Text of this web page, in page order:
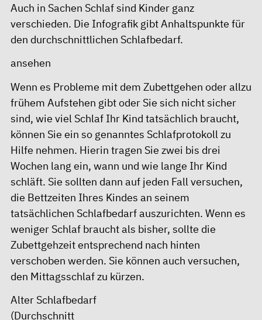
Auch in Sachen Schlaf sind Kinder ganz
verschieden. Die Infografik gibt Anhaltspunkte für
den durchschnittlichen Schlafbedarf.
ansehen
Wenn es Probleme mit dem Zubettgehen oder allzu
frühem Aufstehen gibt oder Sie sich nicht sicher
sind, wie viel Schlaf Ihr Kind tatsächlich braucht,
können Sie ein so genanntes Schlafprotokoll zu
Hilfe nehmen. Hierin tragen Sie zwei bis drei
Wochen lang ein, wann und wie lange Ihr Kind
schläft. Sie sollten dann auf jeden Fall versuchen,
die Bettzeiten Ihres Kindes an seinem
tatsächlichen Schlafbedarf auszurichten. Wenn es
weniger Schlaf braucht als bisher, sollte die
Zubettgehzeit entsprechend nach hinten
verschoben werden. Sie können auch versuchen,
den Mittagsschlaf zu kürzen.
Alter Schlafbedarf
(Durchschnitt